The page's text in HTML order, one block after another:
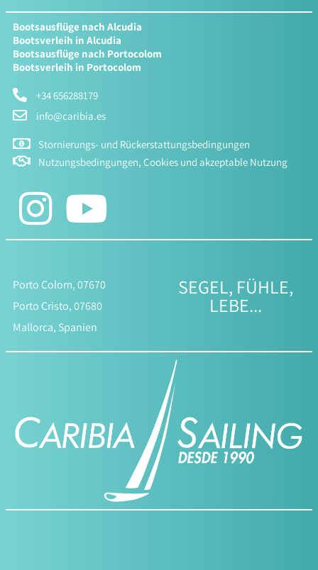
Bootsausflüge nach Alcudia
Bootsverleih in Alcudia
Bootsausflüge nach Portocolom
Bootsverleih in Portocolom
+34 656288179
info@caribia.es
Stornierungs- und Rückerstattungsbedingungen
Nutzungsbedingungen, Cookies und akzeptable Nutzung
Porto Colom, 07670
Porto Cristo, 07680
Mallorca, Spanien
SEGEL, FÜHLE,
LEBE...